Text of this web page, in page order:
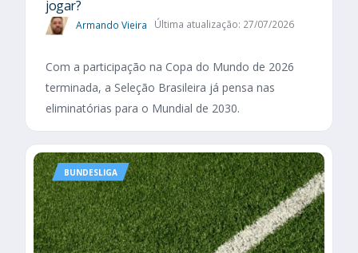
jogar?
Armando Vieira Última atualização: 27/07/2026
Com a participação na Copa do Mundo de 2026
terminada, a Seleção Brasileira já pensa nas
eliminatórias para o Mundial de 2030.
BUNDESLIGA